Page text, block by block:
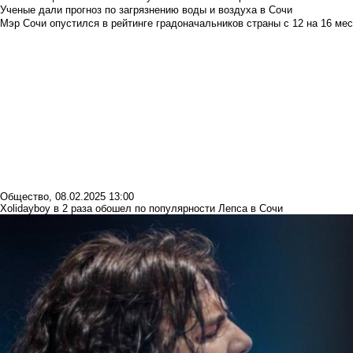
Ученые дали прогноз по загрязнению воды и воздуха в Сочи
Мэр Сочи опустился в рейтинге градоначальников страны с 12 на 16
Общество, 08.02.2025 13:00
Xolidayboy в 2 раза обошел по популярности Лепса в Сочи